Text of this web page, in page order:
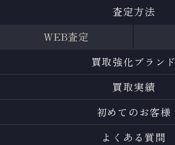
査定方法
WEB査定
買取強化ブランド
買取実績
初めてのお客様
よくある質問